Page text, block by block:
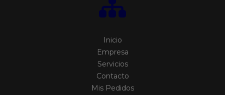
Inicio
Empresa
Servicios
Contacto
Mis Pedidos